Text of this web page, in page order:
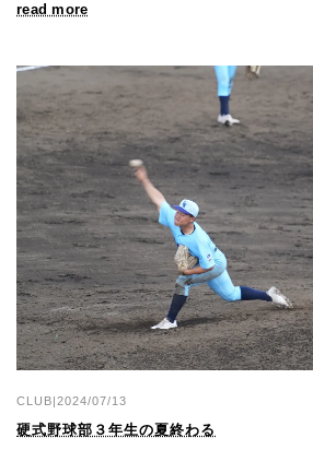
read more
CLUB|2024/07/13
硬式野球部３年生の夏終わる